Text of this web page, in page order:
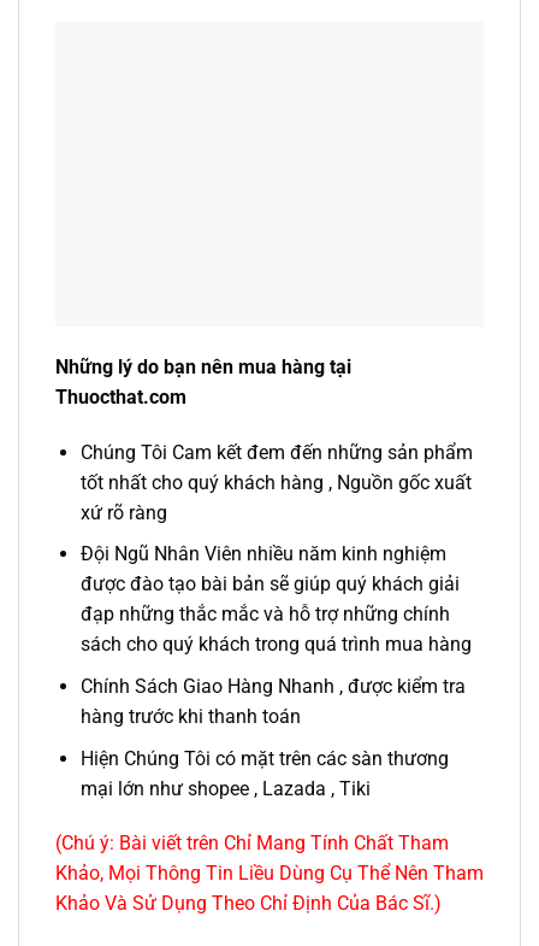
Những lý do bạn nên mua hàng tại
Thuocthat.com
Chúng Tôi Cam kết đem đến những sản phẩm
tốt nhất cho quý khách hàng , Nguồn gốc xuất
xứ rõ ràng
Đội Ngũ Nhân Viên nhiều năm kinh nghiệm
được đào tạo bài bản sẽ giúp quý khách giải
đạp những thắc mắc và hỗ trợ những chính
sách cho quý khách trong quá trình mua hàng
Chính Sách Giao Hàng Nhanh , được kiểm tra
hàng trước khi thanh toán
Hiện Chúng Tôi có mặt trên các sàn thương
mại lớn như shopee , Lazada , Tiki
(Chú ý: Bài viết trên Chỉ Mang Tính Chất Tham
Khảo, Mọi Thông Tin Liều Dùng Cụ Thể Nên Tham
Khảo Và Sử Dụng Theo Chỉ Định Của Bác Sĩ.)